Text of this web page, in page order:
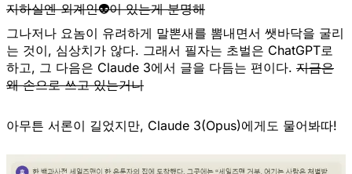
지하실엔 외계인👽이 있는게 분명해
그나저나 요놈이 유려하게 말뽄새를 뽐내면서 쌧바닥을 굴리
는 것이, 심상치가 않다. 그래서 필자는 초벌은 ChatGPT로
하고, 그 다음은 Claude 3에서 글을 다듬는 편이다. 지금은
왜 손으로 쓰고 있는거니
아무튼 서론이 길었지만, Claude 3(Opus)에게도 물어봐따!